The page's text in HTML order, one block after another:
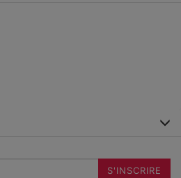
S'INSCRIRE